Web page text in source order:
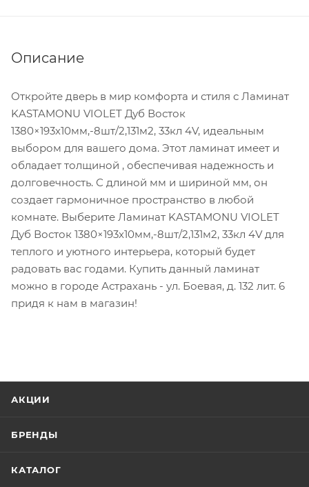
Описание
Откройте дверь в мир комфорта и стиля с Ламинат
KASTAMONU VIOLET Дуб Восток
1380×193х10мм,-8шт/2,131м2, 33кл 4V, идеальным
выбором для вашего дома. Этот ламинат имеет и
обладает толщиной , обеспечивая надежность и
долговечность. С длиной мм и шириной мм, он
создает гармоничное пространство в любой
комнате. Выберите Ламинат KASTAMONU VIOLET
Дуб Восток 1380×193х10мм,-8шт/2,131м2, 33кл 4V для
теплого и уютного интерьера, который будет
радовать вас годами. Купить данный ламинат
можно в городе Астрахань - ул. Боевая, д. 132 лит. 6
придя к нам в магазин!
АКЦИИ
БРЕНДЫ
КАТАЛОГ